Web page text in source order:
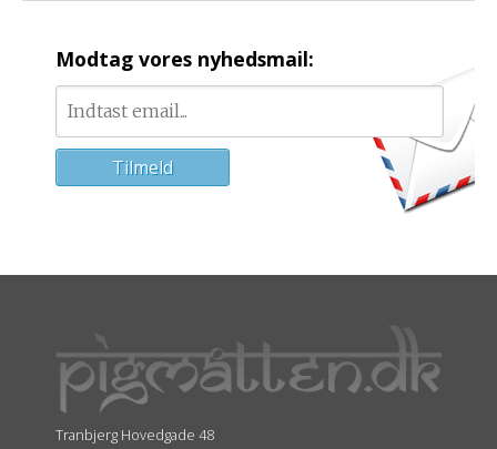
Modtag vores nyhedsmail:
Tranbjerg Hovedgade 48